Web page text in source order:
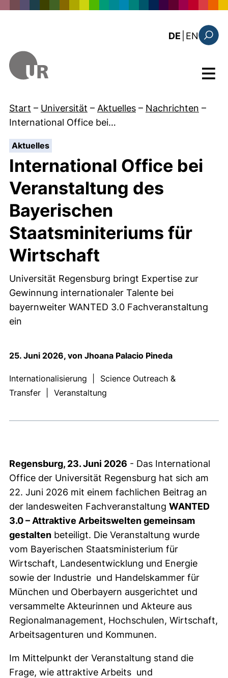
DE EN: the
Menü
Start – Universität – Aktuelles – Nachrichten –
International Office bei…
Aktuelles:
International Office bei
Veranstaltung des
Bayerischen
Staatsminiteriums für
Wirtschaft
Universität Regensburg bringt Expertise zur
Gewinnung internationaler Talente bei
bayernweiter WANTED 3.0 Fachveranstaltung
ein
25. Juni 2026, von Jhoana Palacio Pineda
Internationalisierung
Science Outreach &
Transfer
Veranstaltung
Regensburg, 23. Juni 2026 - Das International
Office der Universität Regensburg hat sich am
22. Juni 2026 mit einem fachlichen Beitrag an
der landesweiten Fachveranstaltung WANTED
3.0 – Attraktive Arbeitswelten gemeinsam
gestalten beteiligt. Die Veranstaltung wurde
vom Bayerischen Staatsministerium für
Wirtschaft, Landesentwicklung und Energie
sowie der Industrie und Handelskammer für
München und Oberbayern ausgerichtet und
versammelte Akteurinnen und Akteure aus
Regionalmanagement, Hochschulen, Wirtschaft,
Arbeitsagenturen und Kommunen.
Im Mittelpunkt der Veranstaltung stand die
Frage, wie attraktive Arbeits und